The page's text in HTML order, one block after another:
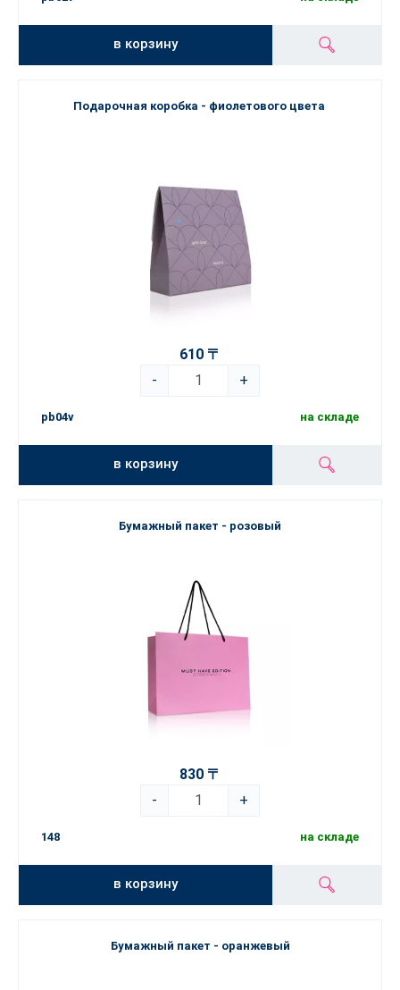
в корзину
Подарочная коробка - фиолетового цвета
610 〒
-
+
pb04v на складе
в корзину
Бумажный пакет - розовый
830 〒
-
+
148 на складе
в корзину
Бумажный пакет - оранжевый